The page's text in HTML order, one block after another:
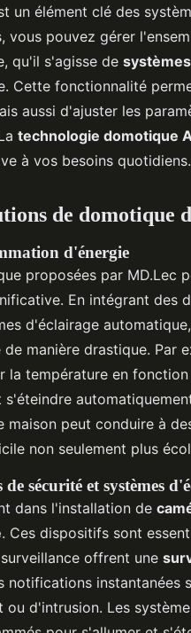
un élément clé des
vous pouvez gérer
qu'il s'agisse de
Cette fonctionnalité
aussi d'ajuster les
technologie domotique
à vos besoins quotidiens.
de domotique
d'énergie
proposées par MD.Lec
En intégrant des
d'éclairage
manière drastique. Par
la température en
s'éteindre
peut conduire à
non seulement plus
sécurité et systèmes
dans l'installation de
. Ces dispositifs sont
offrent une
notifications instantanées
d'intrusion. Les